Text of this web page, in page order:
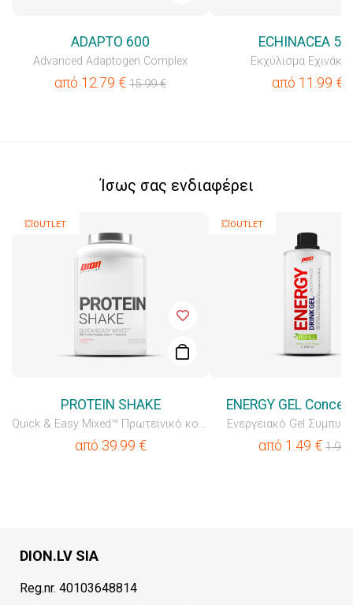
ADAPTO 600
Advanced Adaptogen Complex
από 12.79 € 15.99€
ECHINACEA
Εκχύλισμα
από 11.99 €
Ίσως σας ενδιαφέρει
💥OUTLET
PROTEIN SHAKE
Quick & Easy Mixed™ Πρωτεϊνικό κοκτέιλ
από 39.99 €
💥OUTLET
ENERGY GEL
Ενεργειακό Gel
από 1.49 € 1.99
DION.LV SIA
Reg.nr. 40103648814